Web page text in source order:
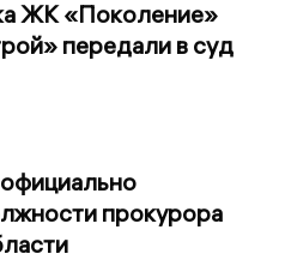
ЖК «Поколение»
передали в суд
прокурора